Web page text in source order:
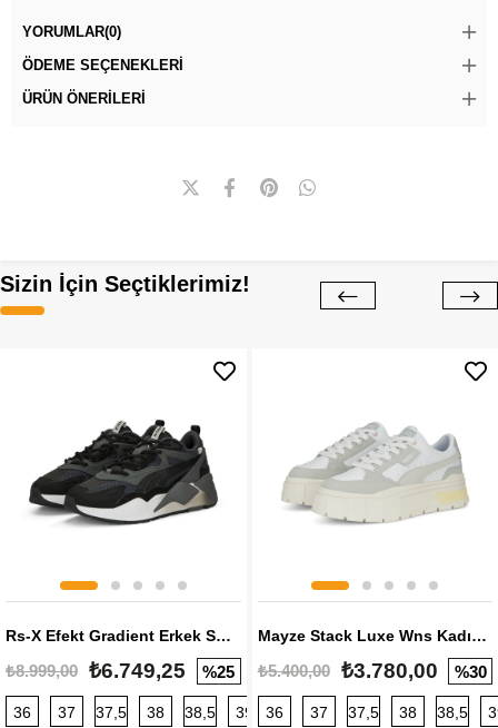
YORUMLAR(0)
ÖDEME SEÇENEKLERI
ÜRÜN ÖNERILERI
Sizin İçin Seçtiklerimiz!
Rs-X Efekt Gradient Erkek Sneaker
₺8.999,00 ₺6.749,25 %25
36 37 37,5 38 38,5 39 40 40,5 41 42 42,5
Mayze Stack Luxe Wns Kadın Sneaker
₺5.400,00 ₺3.780,00 %30
36 37 37,5 38 38,5